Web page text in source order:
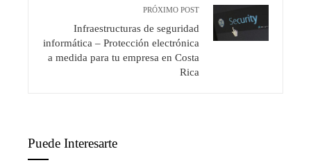
PRÓXIMO POST
Infraestructuras de seguridad
informática – Protección electrónica
a medida para tu empresa en Costa
Rica
Puede Interesarte